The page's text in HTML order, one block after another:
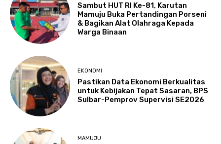
Sambut HUT RI Ke-81, Karutan
Mamuju Buka Pertandingan Porseni
& Bagikan Alat Olahraga Kepada
Warga Binaan
EKONOMI
Pastikan Data Ekonomi Berkualitas
untuk Kebijakan Tepat Sasaran, BPS
Sulbar-Pemprov Supervisi SE2026
MAMUJU